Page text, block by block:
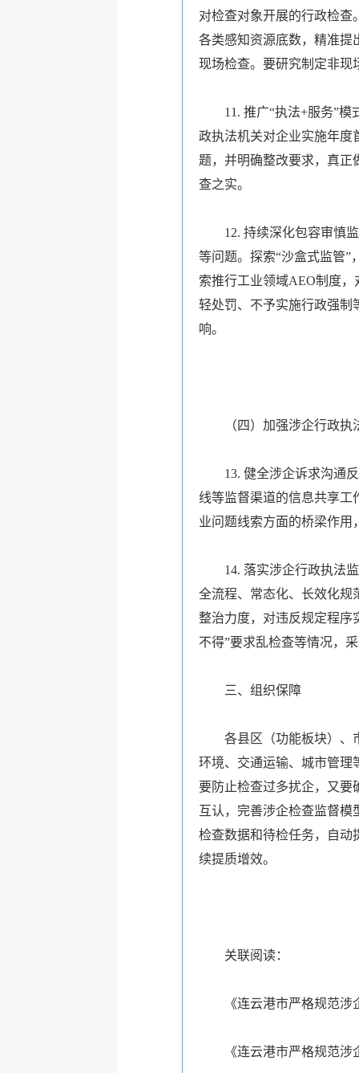
对检查对象开展的行政检查
各类感知资源底数，精准提
现场检查。要研究制定非现
11. 推广“执法+服务”
政执法机关对企业实施年度
题，并明确整改要求，真正
查之实。
12. 持续深化包容审慎
等问题。探索“沙盒式监管
索推行工业领域AEO制度
轻处罚、不予实施行政强制
响。
（四）加强涉企行政执
13. 健全涉企诉求沟通
线等监督渠道的信息共享工
业问题线索方面的桥梁作用
14. 落实涉企行政执法
全流程、常态化、长效化规
整治力度，对违反规定程序
不得”要求乱检查等情况，
三、组织保障
各县区（功能板块）、
环境、交通运输、城市管理
要防止检查过多扰企，又要
互认，完善涉企检查监督
检查数据和待检任务，自动
续提质增效。
关联阅读：
《连云港市严格规范
《连云港市严格规范